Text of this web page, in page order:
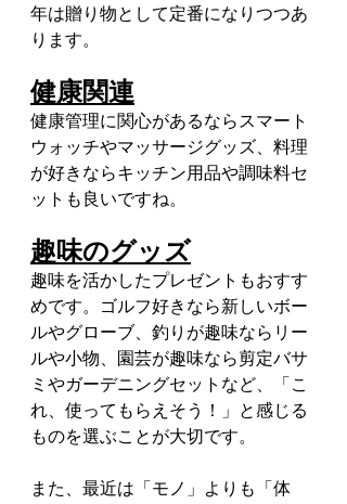
年は贈り物として定番になりつつあ
ります。
健康関連
健康管理に関心があるならスマート
ウォッチやマッサージグッズ、料理
が好きならキッチン用品や調味料セ
ットも良いですね。
趣味のグッズ
趣味を活かしたプレゼントもおすす
めです。ゴルフ好きなら新しいボー
ルやグローブ、釣りが趣味ならリー
ルや小物、園芸が趣味なら剪定バサ
ミやガーデニングセットなど、「こ
れ、使ってもらえそう！」と感じる
ものを選ぶことが大切です。
また、最近は「モノ」よりも「体